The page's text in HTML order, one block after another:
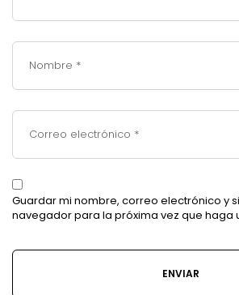
Guardar mi nombre, correo electrónico y
navegador para la próxima vez que haga